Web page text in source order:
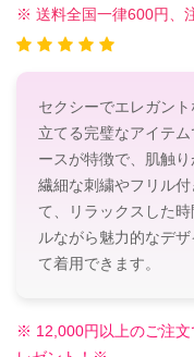
※ 送料全国一律600円、
セクシーでエレガン
立てる完璧なアイテ
ースが特徴で、肌触
繊細な刺繍やフリル
て、リラックスした
ルながら魅力的なデ
て着用できます。
※ 12,000円以上のご注文